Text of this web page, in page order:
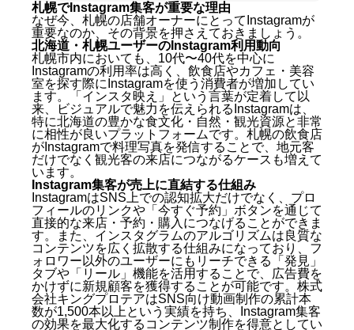
札幌でInstagram集客が重要な理由
なぜ今、札幌の店舗オーナーにとってInstagramが
重要なのか、その背景を押さえておきましょう。
北海道・札幌ユーザーのInstagram利用動向
札幌市内においても、10代〜40代を中心に
Instagramの利用率は高く、飲食店やカフェ・美容
室を探す際にInstagramを使う消費者が増加してい
ます。「インスタ映え」という言葉が定着して以
来、ビジュアルで魅力を伝えられるInstagramは、
特に北海道の豊かな食文化・自然・観光資源と非常
に相性が良いプラットフォームです。札幌の飲食店
がInstagramで料理写真を発信することで、地元客
だけでなく観光客の来店につながるケースも増えて
います。
Instagram集客が売上に直結する仕組み
InstagramはSNS上での認知拡大だけでなく、プロ
フィールのリンクや「今すぐ予約」ボタンを通じて
直接的な来店・予約・購入につなげることができま
す。また、インスタグラムのアルゴリズムは良質な
コンテンツを広く拡散する仕組みになっており、フ
ォロワー以外のユーザーにもリーチできる「発見」
タブや「リール」機能を活用することで、広告費を
かけずに新規顧客を獲得することが可能です。株式
会社キングプロテアはSNS向け動画制作の累計本
数が1,500本以上という実績を持ち、Instagram集客
の効果を最大化するコンテンツ制作を得意としてい